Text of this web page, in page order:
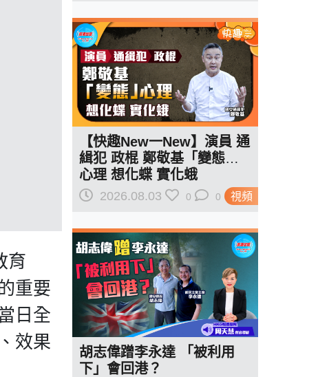
育
重要
日全
效果
視頻
【快趣New一New】演員 通
緝犯 政棍 鄭敬基「變態」
心理 想化蝶 實化蛾
2026.08.03 0 0
胡志偉蹭李永達 「被利用
下」會回港？